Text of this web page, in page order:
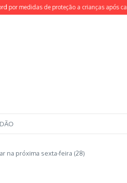
medidas de proteção a crianças após caso
na próxima sexta-feira (28)